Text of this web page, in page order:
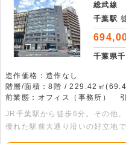
総武線
千葉駅
千葉県
造作価格：造作なし
階層/面積：8階 / 229.42㎡
前業態：オフィス（事務所）
JR千葉駅から徒歩6分。その他
優れた駅前大通り沿いの好立地